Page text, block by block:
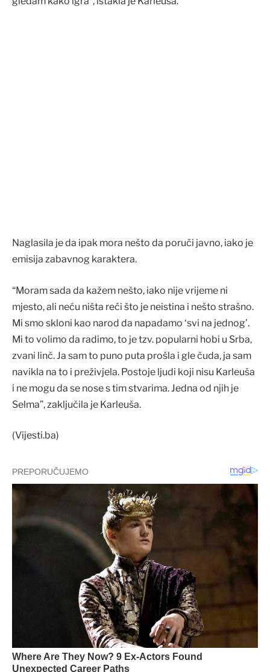
Naglasila je da ipak mora nešto da poruči javno, iako je
emisija zabavnog karaktera.
“Moram sada da kažem nešto, iako nije vrijeme ni
mjesto, ali neću ništa reći što je neistina i nešto strašno.
Mi smo skloni kao narod da napadamo ‘svi na jednog’.
Mi to volimo da radimo, to je tzv. popularni hobi u Srba,
zvani linč. Ja sam to puno puta prošla i gle čuda, ja sam
navikla na to i preživjela. Postoje ljudi koji nisu Karleuša
i ne mogu da se nose s tim stvarima. Jedna od njih je
Selma”, zaključila je Karleuša.
(Vijesti.ba)